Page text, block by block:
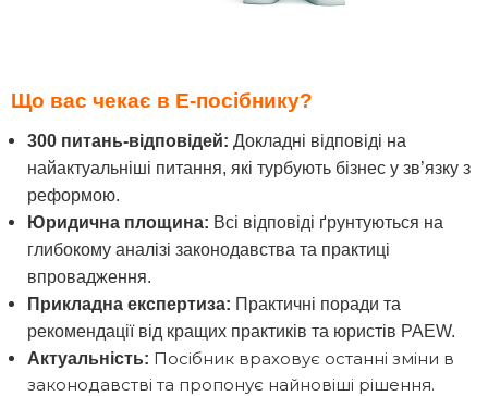
Що вас чекає в Е-посібнику?
300 питань-відповідей: Докладні відповіді на
найактуальніші питання, які турбують бізнес у зв’язку з
реформою.
Юридична площина: Всі відповіді ґрунтуються на
глибокому аналізі законодавства та практиці
впровадження.
Прикладна експертиза: Практичні поради та
рекомендації від кращих практиків та юристів PAEW.
Актуальність: Посібник враховує останні зміни в
законодавстві та пропонує найновіші рішення.